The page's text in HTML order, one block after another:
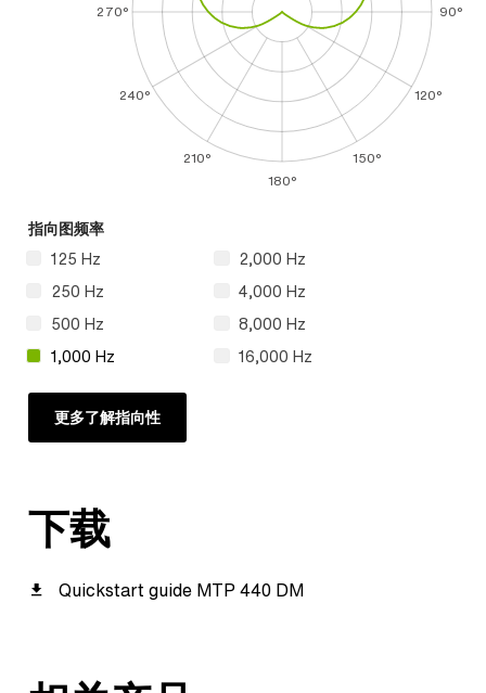
90°
120°
150°
180°
210°
240°
270°
指向图频率
125 Hz
250 Hz
500 Hz
1,000 Hz
2,000 Hz
4,000 Hz
8,000 Hz
16,000 Hz
更多了解指向性
下载
Quickstart guide MTP 440 DM